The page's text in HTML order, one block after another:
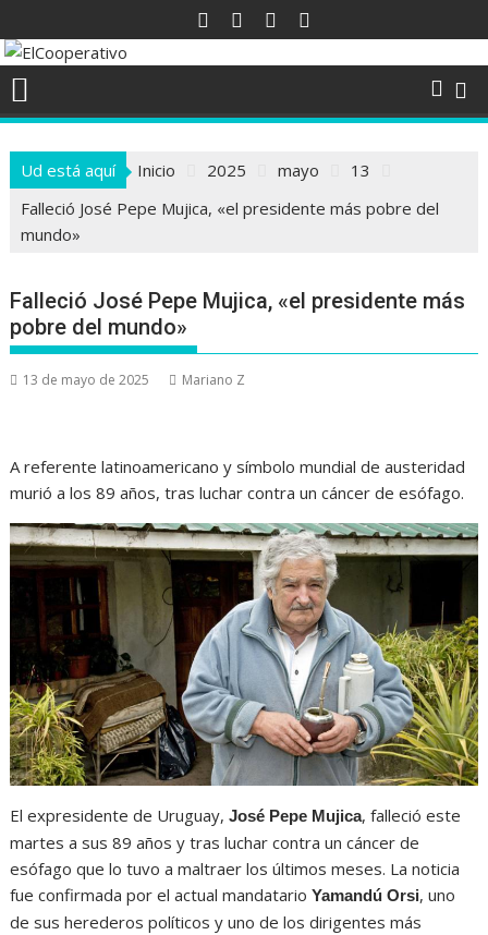
al
contenido
Ud está aquí Inicio 2025 mayo
13
Falleció José Pepe Mujica, «el presidente más pobre del
mundo»
Falleció José Pepe Mujica, «el presidente más
pobre del mundo»
13 de mayo de 2025 Mariano Z
A referente latinoamericano y símbolo mundial de austeridad
murió a los 89 años, tras luchar contra un cáncer de esófago.
El expresidente de Uruguay,José Pepe Mujica, falleció este
martes a sus 89 años y tras luchar contra un cáncer de
esófago que lo tuvo a maltraer los últimos meses. La noticia
fue confirmada por el actual mandatarioYamandú Orsi, uno
de sus herederos políticos y uno de los dirigentes más